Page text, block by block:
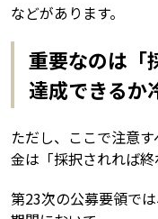
などがあります。
重要なのは「
達成できるか
ただし、ここで注意
金は「採択されれば終
第23次の公募要領で